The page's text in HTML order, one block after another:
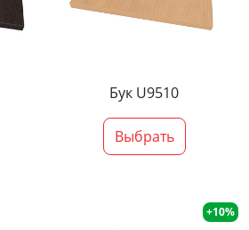
Бук U9510
Выбрать
+10%